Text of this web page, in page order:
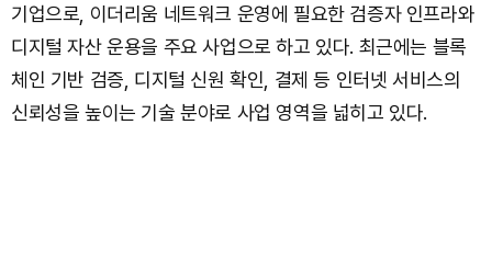
기업으로, 이더리움 네트워크 운영에 필요한 검증자 인프라와
디지털 자산 운용을 주요 사업으로 하고 있다. 최근에는 블록
체인 기반 검증, 디지털 신원 확인, 결제 등 인터넷 서비스의
신뢰성을 높이는 기술 분야로 사업 영역을 넓히고 있다.